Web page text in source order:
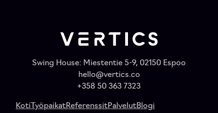
Swing House: Miestentie 5-9, 02150 Espoo
hello@vertics.co
+358 50 363 7323
KotiTyöpaikatReferenssitPalvelutBlogi